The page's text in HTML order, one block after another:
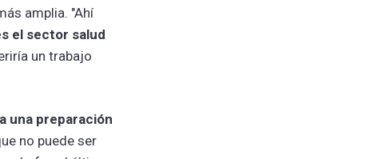
amplia. "Ahí
el sector salud
un trabajo
una preparación
no puede ser